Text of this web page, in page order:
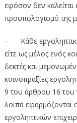
εφόσον δεν καλείται
προϋπολογισμό της
– Κάθε εργοληπτική
είτε ως μέλος ενός
δεκτές και
κοινοπραξίες
9 του άρθρου 16 του
λοιπά εφαρμόζονται
εργοληπτικών